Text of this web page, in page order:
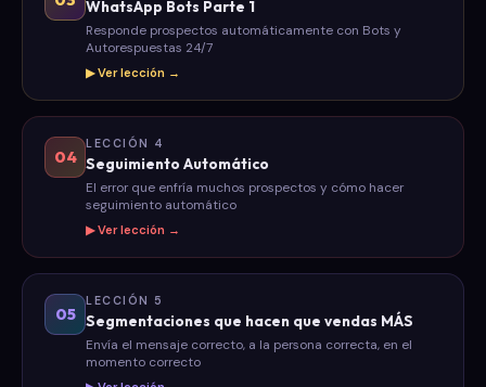
WhatsApp Bots Parte 1
Responde prospectos automáticamente con Bots y
Autorespuestas 24/7
▶ Ver lección →
04
LECCIÓN 4
Seguimiento Automático
El error que enfría muchos prospectos y cómo hacer
seguimiento automático
▶ Ver lección →
05
LECCIÓN 5
Segmentaciones que hacen que vendas MÁS
Envía el mensaje correcto, a la persona correcta, en el
momento correcto